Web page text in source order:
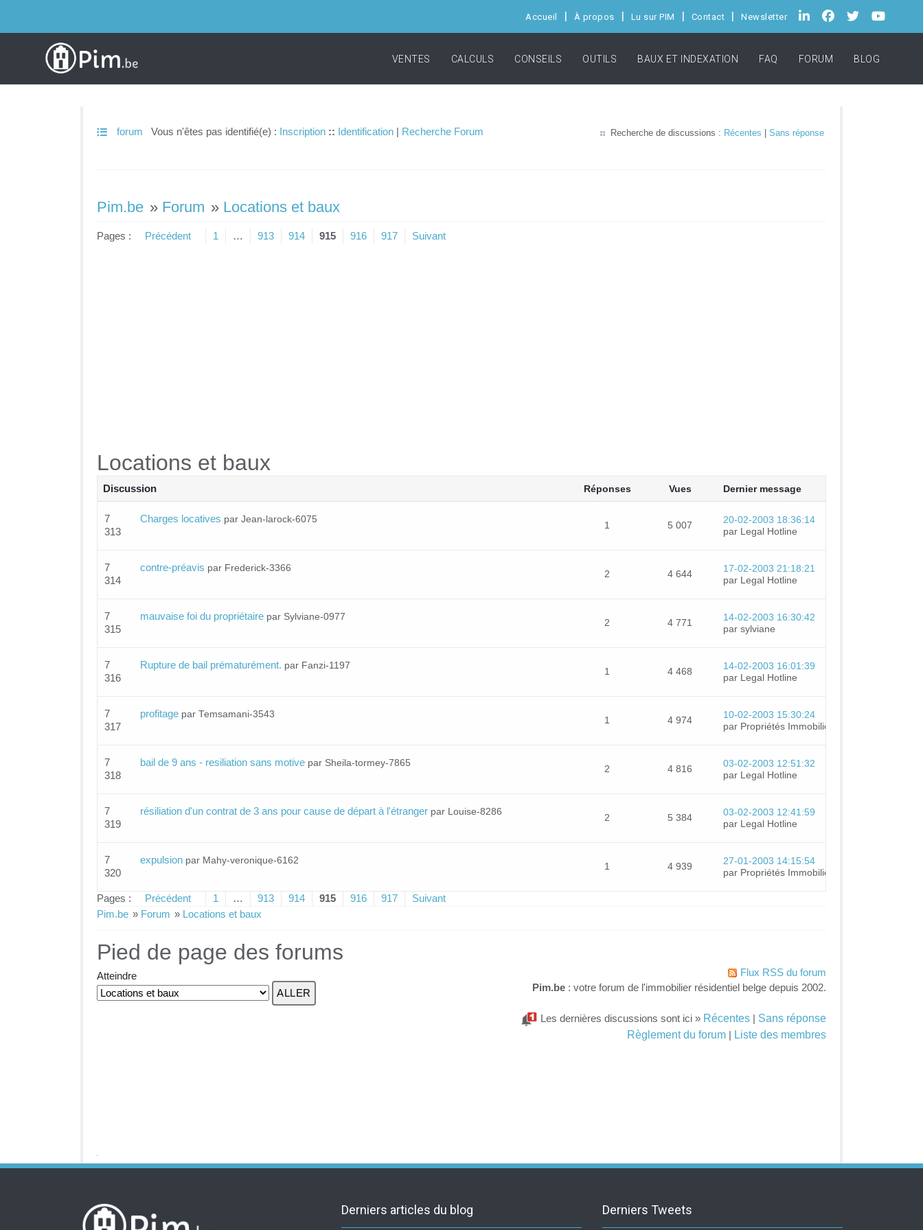
Accueil À propos Lu sur PIM Contact Newsletter
VENTES CALCULS CONSEILS OUTILS BAUX ET INDEXATION FAQ FORUM BLOG
forum Vous n'êtes pas identifié(e) : Inscription :: Identification | Recherche Forum Recherche de discussions : Récentes Sans réponse
Pim.be » Forum » Locations et baux
Pages : Précédent 1 … 913 914 915 916 917 Suivant
Locations et baux
Discussion Réponses Vues Dernier message
7
313
Charges locatives par Jean-larock-6075
1 5 007
20-02-2003 18:36:14
par Legal Hotline
7
314
contre-préavis par Frederick-3366
2 4 644
17-02-2003 21:18:21
par Legal Hotline
7
315
mauvaise foi du propriétaire par Sylviane-0977
2 4 771
14-02-2003 16:30:42
par sylviane
7
316
Rupture de bail prématurément. par Fanzi-1197
1 4 468
14-02-2003 16:01:39
par Legal Hotline
7
317
profitage par Temsamani-3543
1 4 974
10-02-2003 15:30:24
par Propriétés Immobilières
7
318
bail de 9 ans - resiliation sans motive par Sheila-tormey-7865
2 4 816
03-02-2003 12:51:32
par Legal Hotline
7
319
résiliation d'un contrat de 3 ans pour cause de départ à l'étranger par Louise-8286
2 5 384
03-02-2003 12:41:59
par Legal Hotline
7
320
expulsion par Mahy-veronique-6162
1 4 939
27-01-2003 14:15:54
par Propriétés Immobilières
Pages : Précédent 1 … 913 914 915 916 917
Suivant
Pim.be » Forum » Locations et baux
Pied de page des forums
Atteindre
Flux RSS du forum
Pim.be : votre forum de l'immobilier résidentiel belge depuis 2002.
Les dernières discussions sont ici » Récentes | Sans réponse
Règlement du forum | Liste des membres
Derniers articles du blog Derniers Tweets